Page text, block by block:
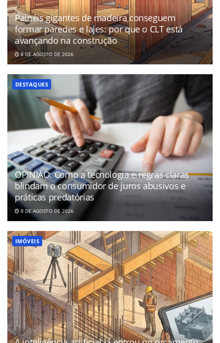
Painéis gigantes de madeira conseguem
formar paredes e lajes: por que o CLT está
avançando na construção
8 DE AGOSTO DE 2026
DESTAQUES
OPINIÃO: Como a tecnologia e regras claras
blindam o consumidor de juros abusivos e
práticas predatórias
8 DE AGOSTO DE 2026
IMÓVEIS